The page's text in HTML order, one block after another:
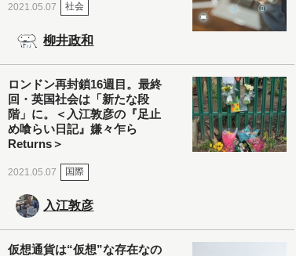
2021.05.07 社会
柳井政和
ロンドン再封鎖16週目。最終
回・英国社会は「新たな段
階」に。＜入江敦彦の『足止
め喰らい日記』嫌々乍ら
Returns＞
2021.05.07 国際
入江敦彦
仮想通貨は“仮想”な存在なの